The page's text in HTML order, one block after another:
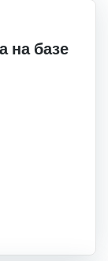
на базе